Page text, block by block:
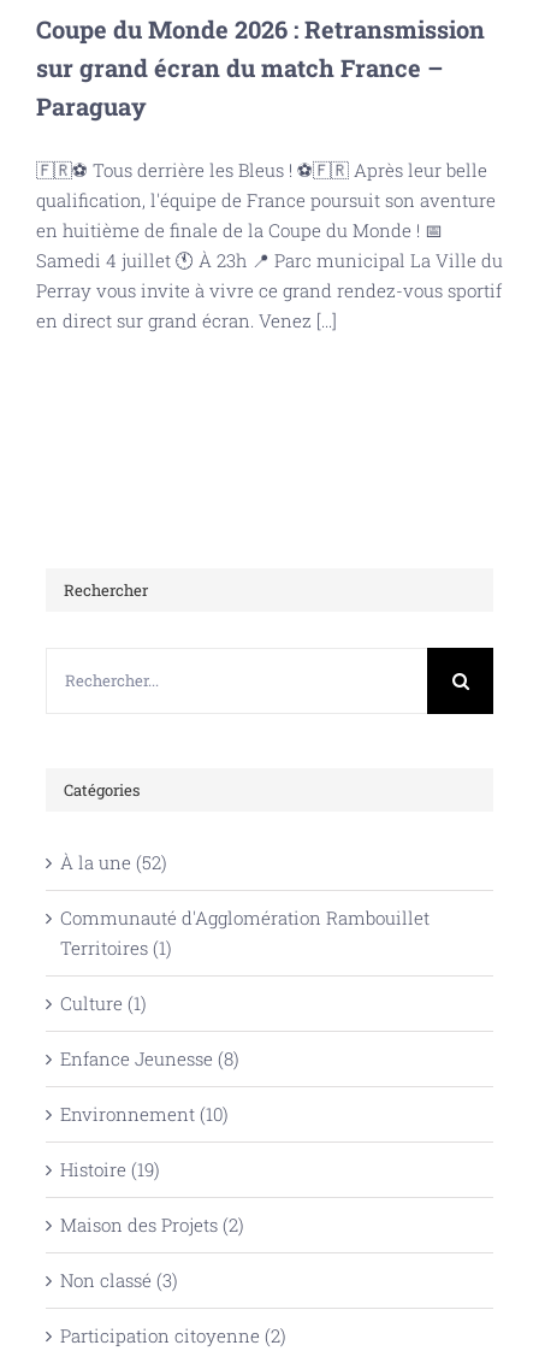
Coupe du Monde 2026 : Retransmission
sur grand écran du match France –
Paraguay
🇫🇷⚽ Tous derrière les Bleus ! ⚽🇫🇷 Après leur belle
qualification, l'équipe de France poursuit son aventure
en huitième de finale de la Coupe du Monde ! 📅
Samedi 4 juillet 🕚 À 23h 📍 Parc municipal La Ville du
Perray vous invite à vivre ce grand rendez-vous sportif
en direct sur grand écran. Venez [...]
Rechercher
Catégories
À la une (52)
Communauté d'Agglomération Rambouillet
Territoires (1)
Culture (1)
Enfance Jeunesse (8)
Environnement (10)
Histoire (19)
Maison des Projets (2)
Non classé (3)
Participation citoyenne (2)